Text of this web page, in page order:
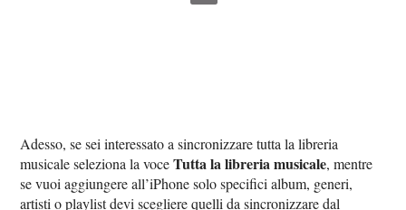
Adesso, se sei interessato a sincronizzare tutta la libreria
musicale seleziona la voceTutta la libreria musicale, mentre
se vuoi aggiungere all’iPhone solo specifici album, generi,
artisti o playlist devi scegliere quelli da sincronizzare dal